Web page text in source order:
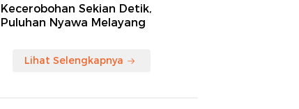
Kecerobohan Sekian Detik,
Puluhan Nyawa Melayang
Lihat Selengkapnya